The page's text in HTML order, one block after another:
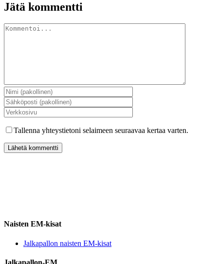
Jätä kommentti
Kommentti
Tallenna yhteystietoni selaimeen seuraavaa kertaa varten.
Naisten EM-kisat
Jalkapallon naisten EM-kisat
Jalkapallon-EM